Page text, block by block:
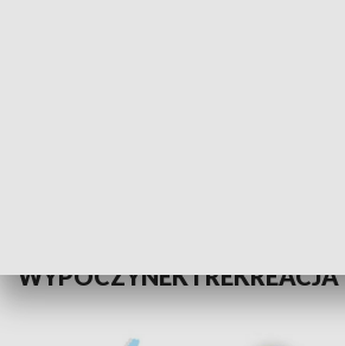
WYPOCZYNEK I REKREACJA